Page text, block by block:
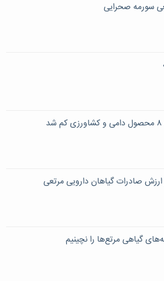
سورمه صحرایی
صادرات گیاهان دارویی مرتعی
گیاهی مرتع‌ها را نچینیم